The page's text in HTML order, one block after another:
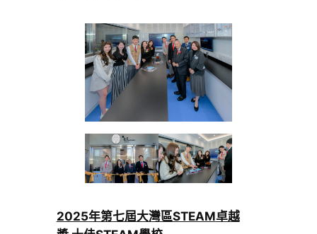
2025年第七屆大灣區STEAM卓越